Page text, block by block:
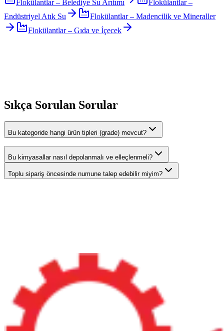
Flokülantlar – Belediye Su Arıtımı Flokülantlar –
Endüstriyel Atık Su
Flokülantlar – Madencilik ve Mineraller
Flokülantlar – Gıda ve İçecek
Sıkça Sorulan Sorular
Bu kategoride hangi ürün tipleri (grade) mevcut?
Bu kimyasallar nasıl depolanmalı ve elleçlenmeli?
Toplu sipariş öncesinde numune talep edebilir miyim?